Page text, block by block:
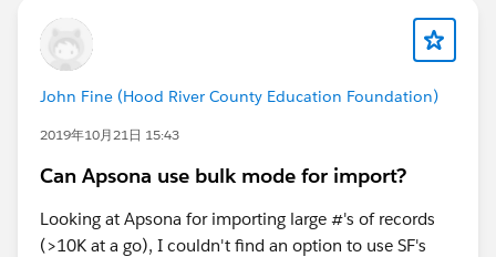
John Fine (Hood River County Education Foundation)
2019年10月21日 15:43
Can Apsona use bulk mode for import?
Looking at Apsona for importing large #'s of records
(>10K at a go), I couldn't find an option to use SF's